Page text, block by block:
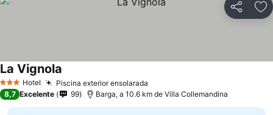
Partilhar
3 EstrelasHotel Piscina exterior ensolarada
La Vignola
8,7 Excelente 99 Barga, a 10.6 km de Villa Collemandina